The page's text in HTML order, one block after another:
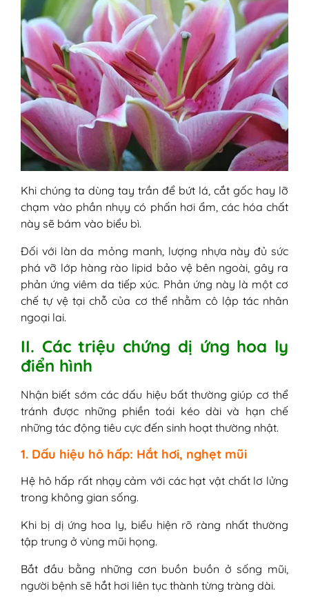
Khi chúng ta dùng tay trần để bứt lá, cắt gốc hay lỡ
chạm vào phần nhụy có phấn hơi ẩm, các hóa chất
này sẽ bám vào biểu bì.
Đối với làn da mỏng manh, lượng nhựa này đủ sức
phá vỡ lớp hàng rào lipid bảo vệ bên ngoài, gây ra
phản ứng viêm da tiếp xúc. Phản ứng này là một cơ
chế tự vệ tại chỗ của cơ thể nhằm cô lập tác nhân
ngoại lai.
II. Các triệu chứng dị ứng hoa ly
điển hình
Nhận biết sớm các dấu hiệu bất thường giúp cơ thể
tránh được những phiền toái kéo dài và hạn chế
những tác động tiêu cực đến sinh hoạt thường nhật.
1. Dấu hiệu hô hấp: Hắt hơi, nghẹt mũi
Hệ hô hấp rất nhạy cảm với các hạt vật chất lơ lửng
trong không gian sống.
Khi bị dị ứng hoa ly, biểu hiện rõ ràng nhất thường
tập trung ở vùng mũi họng.
Bắt đầu bằng những cơn buồn buồn ở sống mũi,
người bệnh sẽ hắt hơi liên tục thành từng tràng dài.